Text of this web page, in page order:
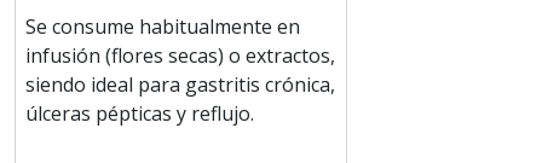
Se consume habitualmente en
infusión (flores secas) o extractos,
siendo ideal para gastritis crónica,
úlceras pépticas y reflujo.